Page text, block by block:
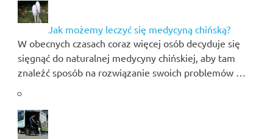
Jak możemy leczyć się medycyną chińską?
W obecnych czasach coraz więcej osób decyduje się
sięgnąć do naturalnej medycyny chińskiej, aby tam
znaleźć sposób na rozwiązanie swoich problemów …